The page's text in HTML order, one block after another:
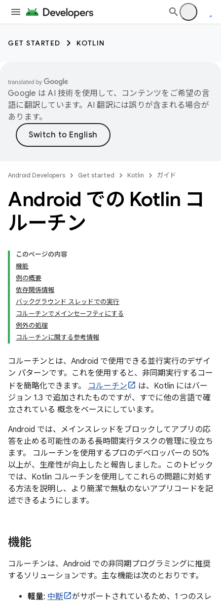
GET STARTED KOTLIN
Google は AI 技術を使用して、コンテンツをご希望の言
語に翻訳しています。AI 翻訳には誤りが含まれる場合が
あります。
Android Developers Get started Kotlin ガイド
Android での Kotlin コ
ルーチン
このページの内容
機能
例の概要
依存関係情報
バックグラウンド スレッドでの実行
コルーチンでメインセーフティにする
例外の処理
コルーチンに関する参考情報
コルーチンとは、Android で使用できる並行実行のデザイ
ン パターンです。これを使用すると、非同期実行するコー
ドを簡略化できます。 コルーチン
は、Kotlin にはバー
ジョン 1.3 で追加されたものですが、すでに他の言語で確
立されている 概念をベースにしています。
Android では、メインスレッドをブロックしてアプリの応
答を止める可能性のある長時間実行タスクの管理に役立ち
ます。 コルーチンを使用するプロのデベロッパーの 50%
以上が、生産性が向上したと報告しました。このトピック
では、Kotlin コルーチンを使用してこれらの問題に対処す
る方法を説明し、より簡潔で無駄のないアプリコードを記
述できるようにします。
機能
コルーチンは、Android での非同期プログラミングに推奨
するソリューションです。主な機能は次のとおりです。
軽量: 中断
がサポートされているため、1 つのスレ